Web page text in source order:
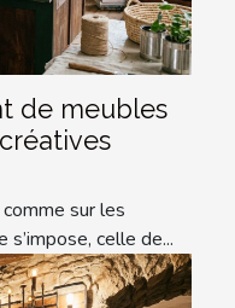
de meubles
sur les
celle de...